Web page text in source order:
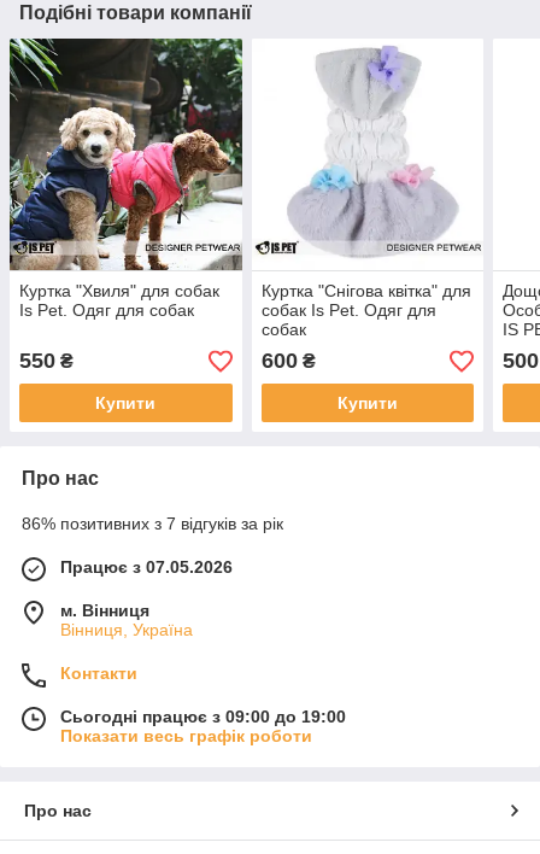
Подібні товари компанії
Куртка "Хвиля" для собак
Is Pet. Одяг для собак
550 ₴
Купити
Куртка "Снігова квітка" для
собак Is Pet. Одяг для
собак
600₴
Купити
IS
500
Про нас
86% позитивних з 7 відгуків за рік
Працює з 07.05.2026
м. Вінниця
Вінниця, Україна
Контакти
Сьогодні працює з 09:00 до 19:00
Показати весь графік роботи
Про нас